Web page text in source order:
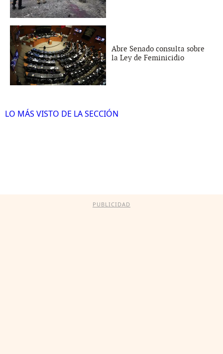
Abre Senado consulta sobre
la Ley de Feminicidio
LO MÁS VISTO DE LA SECCIÓN
PUBLICIDAD